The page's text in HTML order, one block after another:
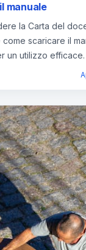
manuale
la Carta del
scaricare il
un utilizzo efficace.